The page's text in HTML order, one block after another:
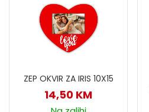
ZEP OKVIR ZA IRIS 10X15
14,50 KM